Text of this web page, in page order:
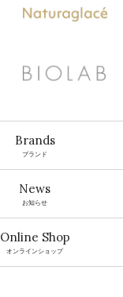
Brands
ブランド
News
お知らせ
Online Shop
オンラインショップ